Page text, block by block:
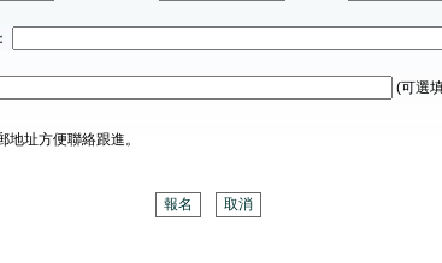
(可選
址方便聯絡跟進。